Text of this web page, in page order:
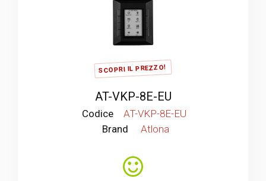
SCOPRI IL PREZZO!
AT-VKP-8E-EU
Codice
AT-VKP-8E-EU
Brand
Atlona